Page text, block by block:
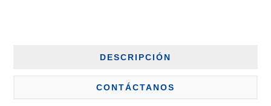
DESCRIPCIÓN
CONTÁCTANOS